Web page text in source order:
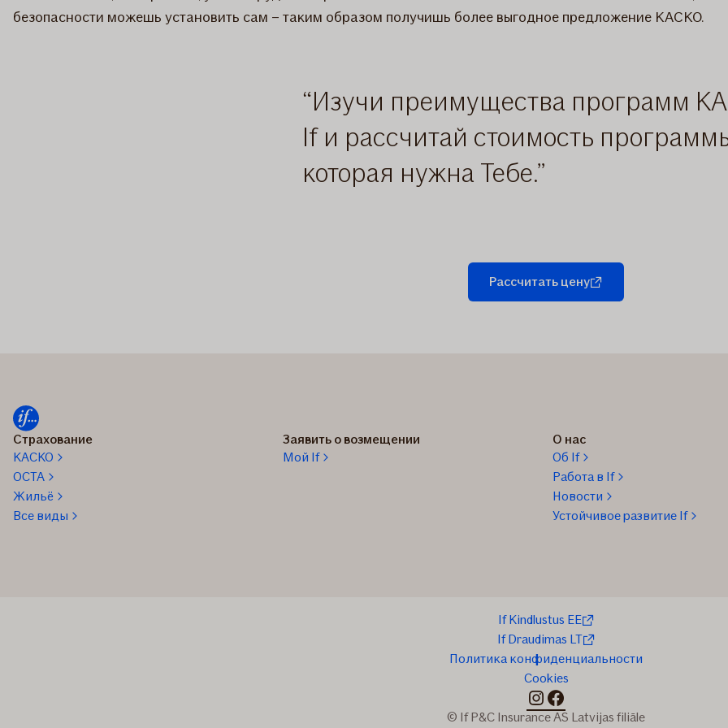
безопасности можешь установить сам – таким образом получишь более выгодное предложение КАСКО.
Изучи преимущества программ
If и рассчитай стоимость
которая нужна Тебе.
Рассчитать цену
Страхование
КАСКО
OCTA
Жильё
Все виды
Заявить о возмещении
Мой If
О нас
Об If
Работа в If
Новости
Устойчивое развитие If
If Kindlustus EE
If Draudimas LT
Политика конфиденциальности
Cookies
instagram
facebook
© If P&C Insurance AS Latvijas filiāle